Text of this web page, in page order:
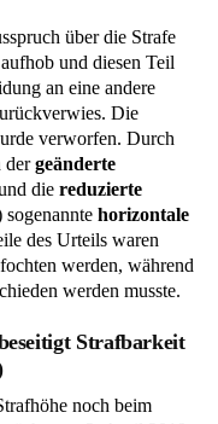
über die Strafe
und diesen Teil
an eine andere
Die
verworfen. Durch
dergeänderte
die reduzierte
horizontale
des Urteils waren
werden, während
werden musste.
Strafbarkeit
noch beim